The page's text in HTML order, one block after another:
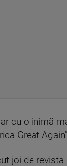
cu o inimă
Great
joi de revista